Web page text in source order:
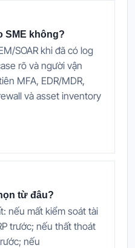
SME không?
SOAR khi đã có log
rõ và người vận
MFA, EDR/MDR,
và asset inventory
từ đâu?
nếu mất kiểm soát tài
trước; nếu thất thoát
nếu